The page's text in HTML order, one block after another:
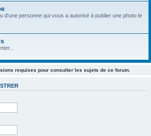
d'une personne qui vous a autorisé à publier une photo le
requises pour consulter les sujets de ce forum.